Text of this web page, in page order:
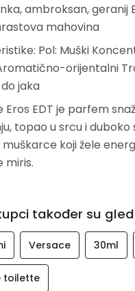
ambroksan, geranij
mahovina
Pol: Muški
orijentalni
jaka
Eros EDT je parfem
topao u srcu i duboko
koji žele
miris.
također su
Versace 30ml
toilette